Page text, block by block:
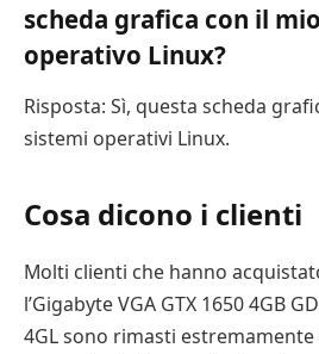
scheda grafica con il
operativo Linux?
Risposta: Sì, questa scheda
sistemi operativi Linux.
Cosa dicono i clienti
Molti clienti che hanno
l’Gigabyte VGA GTX 1650 4GB
4GL sono rimasti